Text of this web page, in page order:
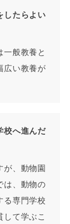
したらよい
一般教養と
広い教養が
校へ進んだ
が、動物園
は、動物の
る専門学校
して学ぶこ